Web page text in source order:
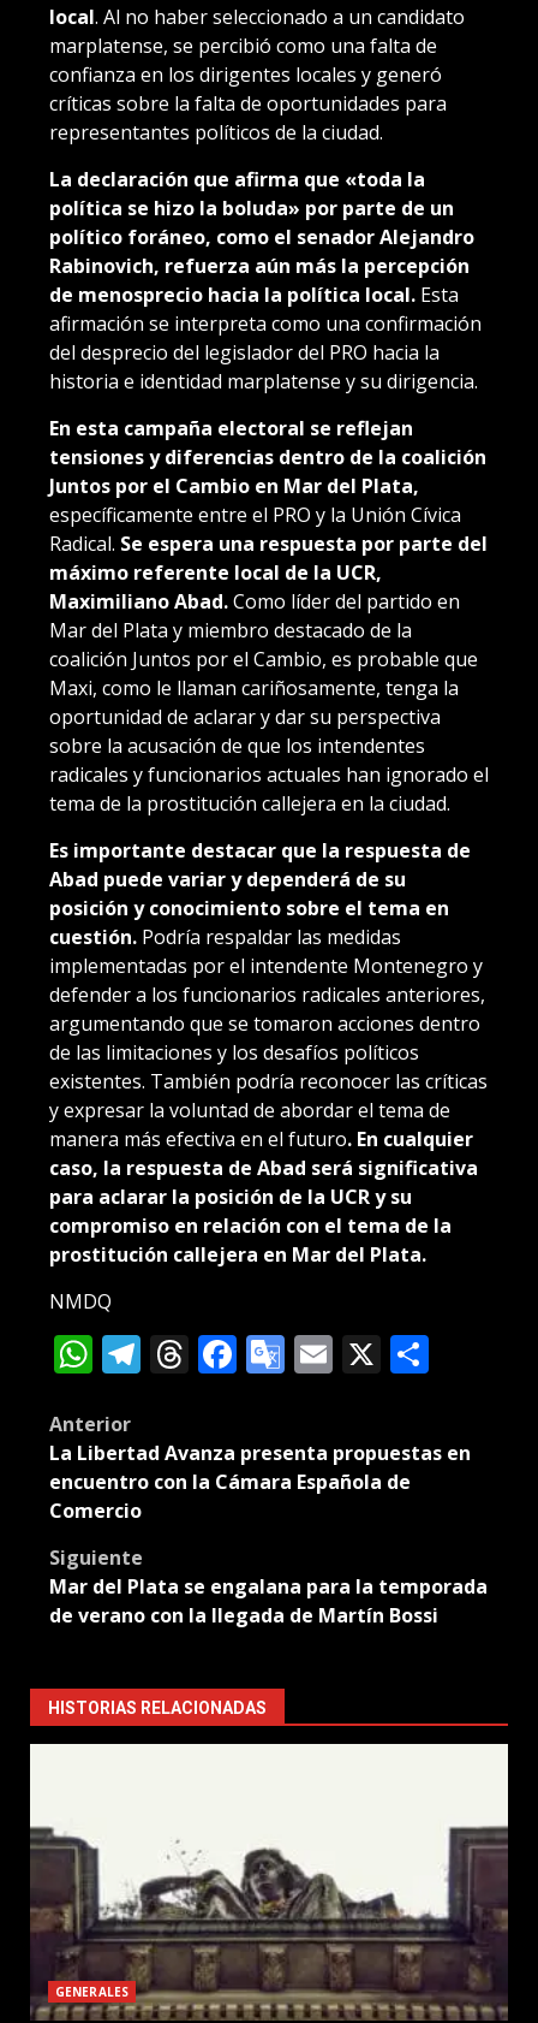
local. Al no haber seleccionado a un candidato
marplatense, se percibió como una falta de
confianza en los dirigentes locales y generó
críticas sobre la falta de oportunidades para
representantes políticos de la ciudad.
La declaración que afirma que «toda la
política se hizo la boluda» por parte de un
político foráneo, como el senador Alejandro
Rabinovich, refuerza aún más la percepción
de menosprecio hacia la política local. Esta
afirmación se interpreta como una confirmación
del desprecio del legislador del PRO hacia la
historia e identidad marplatense y su dirigencia.
En esta campaña electoral se reflejan
tensiones y diferencias dentro de la coalición
Juntos por el Cambio en Mar del Plata,
específicamente entre el PRO y la Unión Cívica
Radical. Se espera una respuesta por parte del
máximo referente local de la UCR,
Maximiliano Abad.Como líder del partido en
Mar del Plata y miembro destacado de la
coalición Juntos por el Cambio, es probable que
Maxi, como le llaman cariñosamente, tenga la
oportunidad de aclarar y dar su perspectiva
sobre la acusación de que los intendentes
radicales y funcionarios actuales han ignorado el
tema de la prostitución callejera en la ciudad.
Es importante destacar que la respuesta de
Abad puede variar y dependerá de su
posición y conocimiento sobre el tema en
cuestión. Podría respaldar las medidas
implementadas por el intendente Montenegro y
defender a los funcionarios radicales anteriores,
argumentando que se tomaron acciones dentro
de las limitaciones y los desafíos políticos
existentes. También podría reconocer las críticas
y expresar la voluntad de abordar el tema de
manera más efectiva en el futuro. En cualquier
caso, la respuesta de Abad será significativa
para aclarar la posición de la UCR y su
compromiso en relación con el tema de la
prostitución callejera en Mar del Plata.
NMDQ
WhatsApp
Telegram
Threads
Facebook
Google
Translate
Email
X
Post
navigation
Anterior
La Libertad Avanza presenta propuestas en
encuentro con la Cámara Española de
Comercio
Siguiente
Mar del Plata se engalana para la temporada
de verano con la llegada de Martín Bossi
HISTORIAS RELACIONADAS
GENERALES